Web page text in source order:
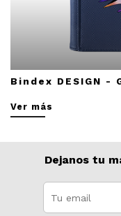
Bindex DESIGN -
Ver más
Dejanos tu